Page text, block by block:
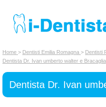
Chi
Home > Dentisti Emilia Romagna > Dentisti
Dentista Dr. Ivan umberto walter e Bracaglia
Dentista Dr. Ivan